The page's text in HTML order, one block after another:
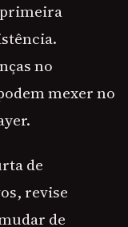
primeira
no
mexer no
de
revise
de